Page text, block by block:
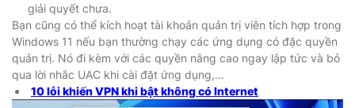
giải quyết chưa.
Bạn cũng có thể kích hoạt tài khoản quản trị viên tích hợp trong
Windows 11 nếu bạn thường chạy các ứng dụng có đặc quyền
quản trị. Nó đi kèm với các quyền nâng cao ngay lập tức và bỏ
qua lời nhắc UAC khi cài đặt ứng dụng,…
10 lỗi khiến VPN khi bật không có Internet